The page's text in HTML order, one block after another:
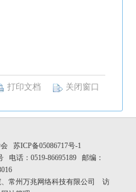
关闭窗口
打印文档
会 苏ICP备05086717号-1
电话：0519-86695189 邮编：
常州万兆网络科技有限公司 访